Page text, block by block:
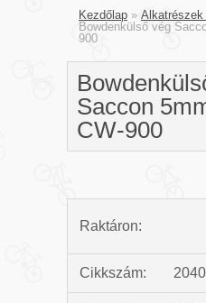
Kezdőlap »
Bowdenkülső vég
900
Saccon
CW-900
Raktáron:
Cikkszám: